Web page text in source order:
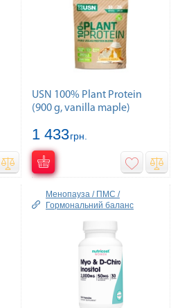
USN 100% Plant Protein
(900 g, vanilla maple)
1 433грн.
Менопауза / ПМС /
Гормональний баланс